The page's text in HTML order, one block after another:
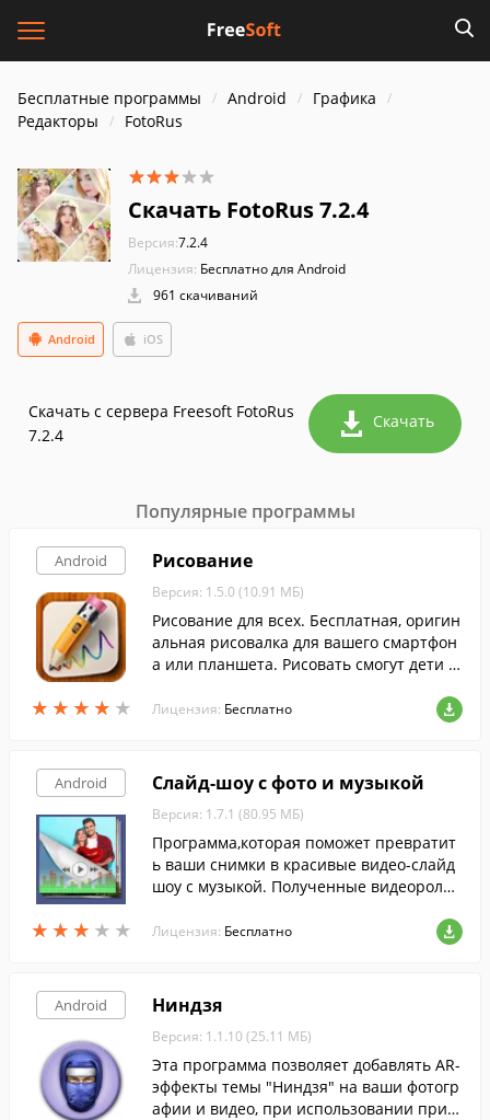
Бесплатные программы Android
Графика
Редакторы
FotoRus
Скачать FotoRus 7.2.4
Версия:7.2.4
Лицензия: Бесплатно для Android
961 скачиваний
Android iOS
Скачать с сервера Freesoft FotoRus
7.2.4
Скачать
Популярные программы
Android
★ ★ ★ ★ ★
★ ★ ★ ★ ★
Рисование
Версия: 1.5.0 (10.91 МБ)
Рисование для всех. Бесплатная, оригин
альная рисовалка для вашего смартфон
а или планшета. Рисовать смогут дети и
школьники и студенты.
Лицензия: Бесплатно
Android
★ ★ ★ ★ ★
★ ★ ★ ★ ★
Слайд-шоу с фото и музыкой
Версия: 1.7.1 (80.95 МБ)
Программа,которая поможет превратит
ь ваши снимки в красивые видео-слайд
шоу с музыкой. Полученные видеоролик
тправить друзьям.
Лицензия: Бесплатно
Android Ниндзя
Версия: 1.1.10 (25.11 МБ)
Эта программа позволяет добавлять AR-
эффекты темы "Ниндзя" на ваши фотогр
афии и видео, при использовании прил